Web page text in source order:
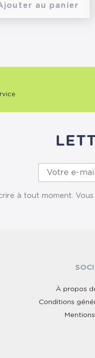
au panier
à tout moment.
À propos
Conditions